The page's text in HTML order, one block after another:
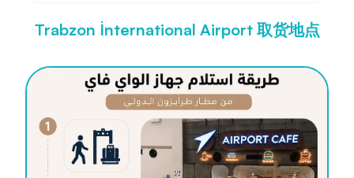
Trabzon İnternational Airport 取货地点